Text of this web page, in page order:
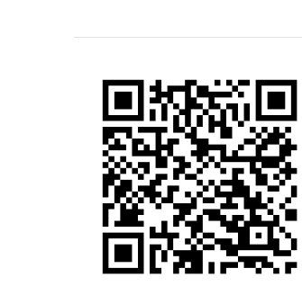
Воздушная завеса
WING II E150 AC
378 900₸